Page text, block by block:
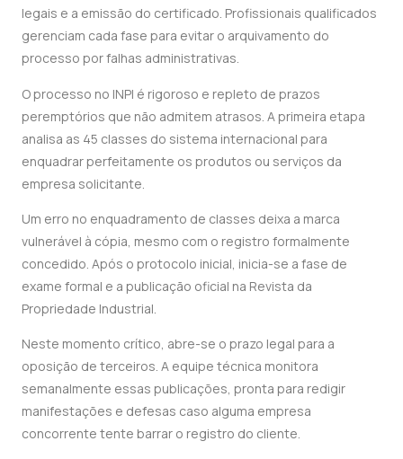
legais e a emissão do certificado. Profissionais qualificados
gerenciam cada fase para evitar o arquivamento do
processo por falhas administrativas.
O processo no INPI é rigoroso e repleto de prazos
peremptórios que não admitem atrasos. A primeira etapa
analisa as 45 classes do sistema internacional para
enquadrar perfeitamente os produtos ou serviços da
empresa solicitante.
Um erro no enquadramento de classes deixa a marca
vulnerável à cópia, mesmo com o registro formalmente
concedido. Após o protocolo inicial, inicia-se a fase de
exame formal e a publicação oficial na Revista da
Propriedade Industrial.
Neste momento crítico, abre-se o prazo legal para a
oposição de terceiros. A equipe técnica monitora
semanalmente essas publicações, pronta para redigir
manifestações e defesas caso alguma empresa
concorrente tente barrar o registro do cliente.